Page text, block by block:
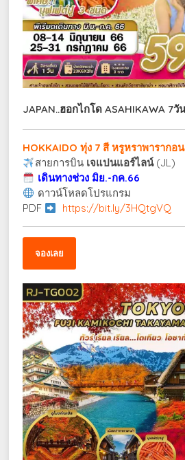
JAPAN..ฮอกไกโด ASAHIKAWA 7
HOKKAIDO ทุ่ง 7 สี หรูหราพารากอ
สายการบิน เจแปนแอร์ไลน์(JL)
เดินทางช่วง มิย.-กค.66
ดาวน์โหลดโปรแกรม
PDF
https://bit.ly/3HQtgVQ
จองเลย